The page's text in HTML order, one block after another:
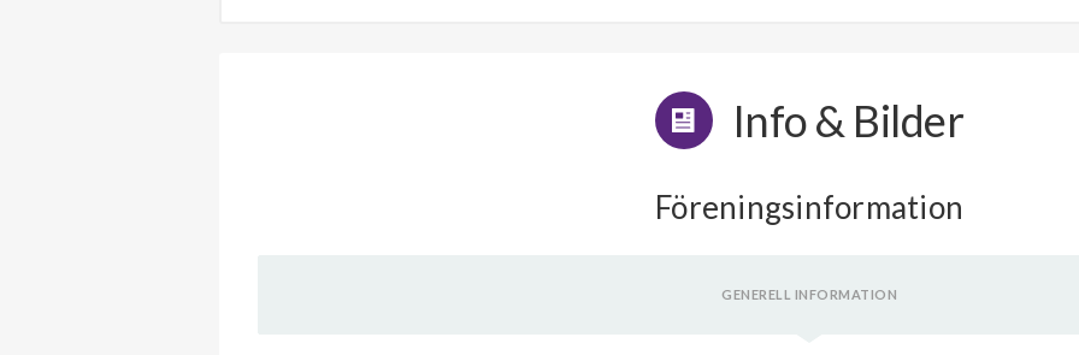
Info & Bilder
Föreningsinformation
GENERELL INFORMATION